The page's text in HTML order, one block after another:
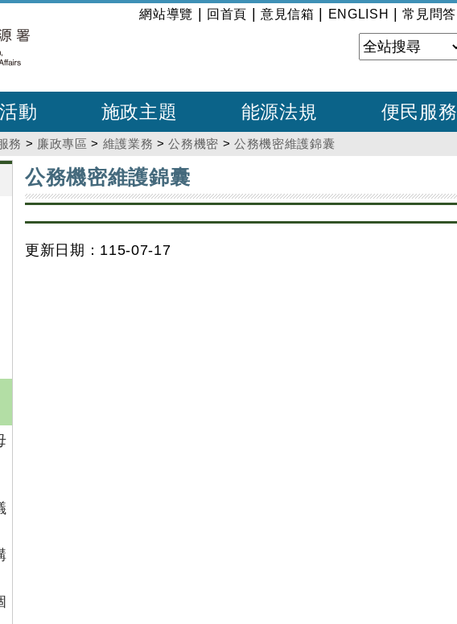
:::
網站導覽 回首頁 意見信箱 ENGLISH |常見問答
動 施政主題 能源法規 便民服務
務 > 廉政專區 > 維護業務 >公務機密 >公務機密維護錦囊
:::
公務機密維護錦囊
更新日期：115-07-17